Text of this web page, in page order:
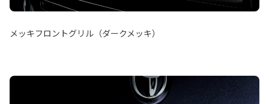
メッキフロントグリル（ダークメッキ）